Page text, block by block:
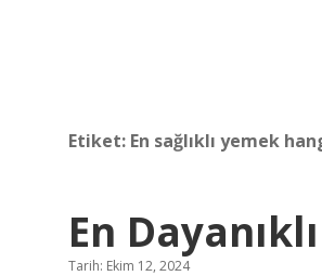
Etiket: En sağlıklı yemek
En
Tarih: Ekim 12, 2024